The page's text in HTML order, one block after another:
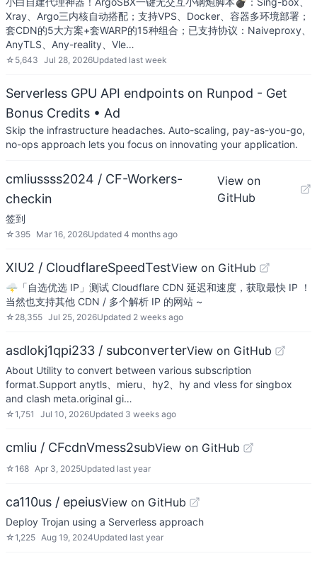
Xray、Argo三内核自动搭配；支持VPS、Docker、容器多环境部署；
套CDN的5大方案+套WARP的15种组合；已支持协议：Naiveproxy、
AnyTLS、Any-reality、Vle…
☆ 5,643 Jul 28, 2026Updated last week
Serverless GPU API endpoints on Runpod - Get
Bonus Credits • Ad
Skip the infrastructure headaches. Auto-scaling, pay-as-you-go,
no-ops approach lets you focus on innovating your application.
cmliussss2024 / CF-Workers-
checkin
View on
GitHub
签到
☆ 395 Mar 16, 2026Updated 4 months ago
XIU2 / CloudflareSpeedTestView on GitHub
🌩「自选优选 IP」测试 Cloudflare CDN 延迟和速度，获取最快 IP ！
当然也支持其他 CDN / 多个解析 IP 的网站 ~
☆ 28,355 Jul 25, 2026Updated 2 weeks ago
asdlokj1qpi233 / subconverterView on GitHub
About Utility to convert between various subscription
format.Support anytls、mieru、hy2、hy and vless for singbox
and clash meta.original gi…
☆1,751 Jul 10, 2026Updated 3 weeks ago
cmliu / CFcdnVmess2subView on GitHub
☆168 Apr 3, 2025Updated last year
ca110us / epeiusView on GitHub
Deploy Trojan using a Serverless approach
☆1,225 Aug 19, 2024Updated last year